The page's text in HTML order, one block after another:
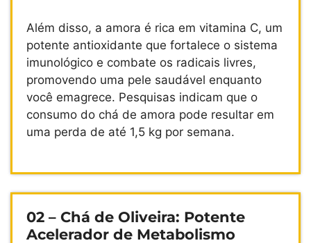
Além disso, a amora é rica em vitamina C, um
potente antioxidante que fortalece o sistema
imunológico e combate os radicais livres,
promovendo uma pele saudável enquanto
você emagrece. Pesquisas indicam que o
consumo do chá de amora pode resultar em
uma perda de até 1,5 kg por semana.
02 – Chá de Oliveira: Potente
Acelerador de Metabolismo